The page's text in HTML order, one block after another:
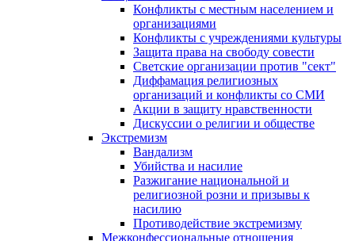
Конфликты с местным населением и
организациями
Конфликты с учреждениями культуры
Защита права на свободу совести
Светские организации против "сект"
Диффамация религиозных
организаций и конфликты со СМИ
Акции в защиту нравственности
Дискуссии о религии и обществе
Экстремизм
Вандализм
Убийства и насилие
Разжигание национальной и
религиозной розни и призывы к
насилию
Противодействие экстремизму
Межконфессиональные отношения